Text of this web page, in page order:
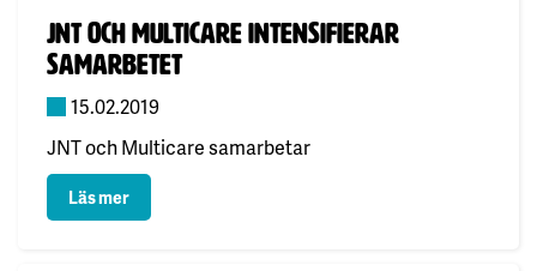
JNT och Multicare intensifierar
samarbetet
Publicerad:
15.02.2019
JNT och Multicare samarbetar
Läs mer: JNT och Multicare intensifierar samarbetet